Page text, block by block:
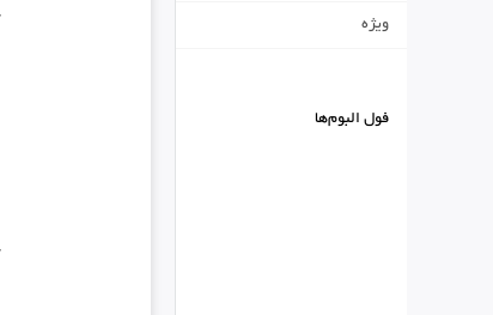
ویژه
فول البوم‌ها